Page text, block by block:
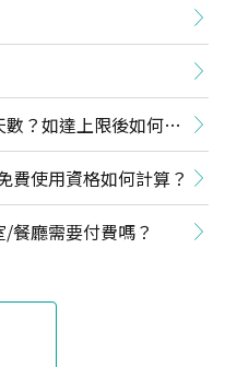
費使用資格如何計算？
餐廳需要付費嗎？